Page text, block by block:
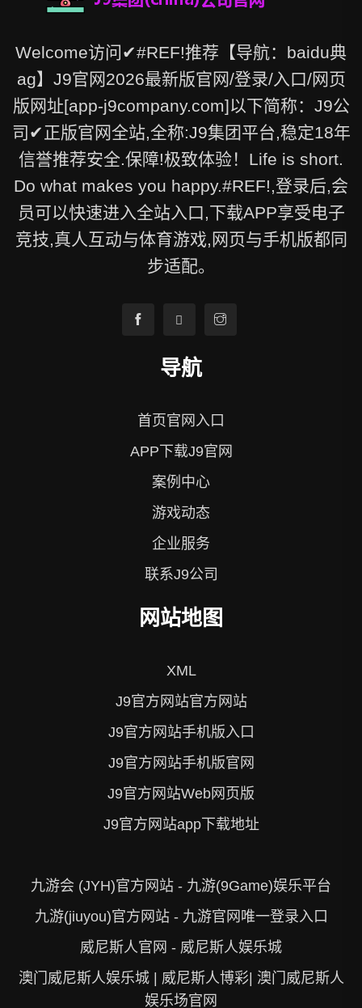
Welcome访问✔#REF!推荐【导航：baidu典
ag】J9官网2026最新版官网/登录/入口/网页
版网址[app-j9company.com]以下简称：J9公
司✔正版官网全站,全称:J9集团平台,稳定18年
信誉推荐安全.保障!极致体验！Life is short.
Do what makes you happy.#REF!,登录后,会
员可以快速进入全站入口,下载APP享受电子
竞技,真人互动与体育游戏,网页与手机版都同
步适配。
导航
首页官网入口
APP下载J9官网
案例中心
游戏动态
企业服务
联系J9公司
网站地图
XML
J9官方网站官方网站
J9官方网站手机版入口
J9官方网站手机版官网
J9官方网站Web网页版
J9官方网站app下载地址
九游会 (JYH)官方网站 - 九游(9Game)娱乐平台
九游(jiuyou)官方网站 - 九游官网唯一登录入口
威尼斯人官网 - 威尼斯人娱乐城
澳门威尼斯人娱乐城 | 威尼斯人博彩| 澳门威尼斯人
娱乐场官网